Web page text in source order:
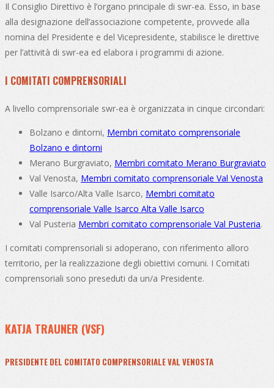
Il Consiglio Direttivo è l’organo principale di swr-ea. Esso, in base
alla designazione dell’associazione competente, provvede alla
nomina del Presidente e del Vicepresidente, stabilisce le direttive
per l’attività di swr-ea ed elabora i programmi di azione.
I COMITATI COMPRENSORIALI
A livello comprensoriale swr-ea è organizzata in cinque circondari:
Bolzano e dintorni, Membri comitato comprensoriale
Bolzano e dintorni
Merano Burgraviato, Membri comitato Merano Burgraviato
Val Venosta, Membri comitato comprensoriale Val Venosta
Valle Isarco/Alta Valle Isarco, Membri comitato
comprensoriale Valle Isarco Alta Valle Isarco
Val Pusteria Membri comitato comprensoriale Val Pusteria.
I comitati comprensoriali si adoperano, con riferimento alloro
territorio, per la realizzazione degli obiettivi comuni. I Comitati
comprensoriali sono preseduti da un/a Presidente.
KATJA TRAUNER (VSF)
PRESIDENTE DEL COMITATO COMPRENSORIALE VAL VENOSTA